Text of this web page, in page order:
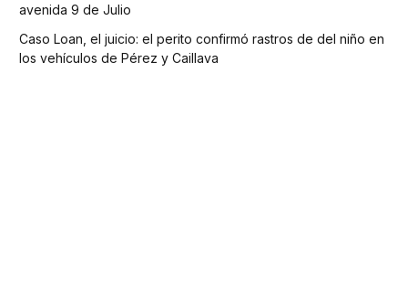
avenida 9 de Julio
Caso Loan, el juicio: el perito confirmó rastros de del niño en
los vehículos de Pérez y Caillava